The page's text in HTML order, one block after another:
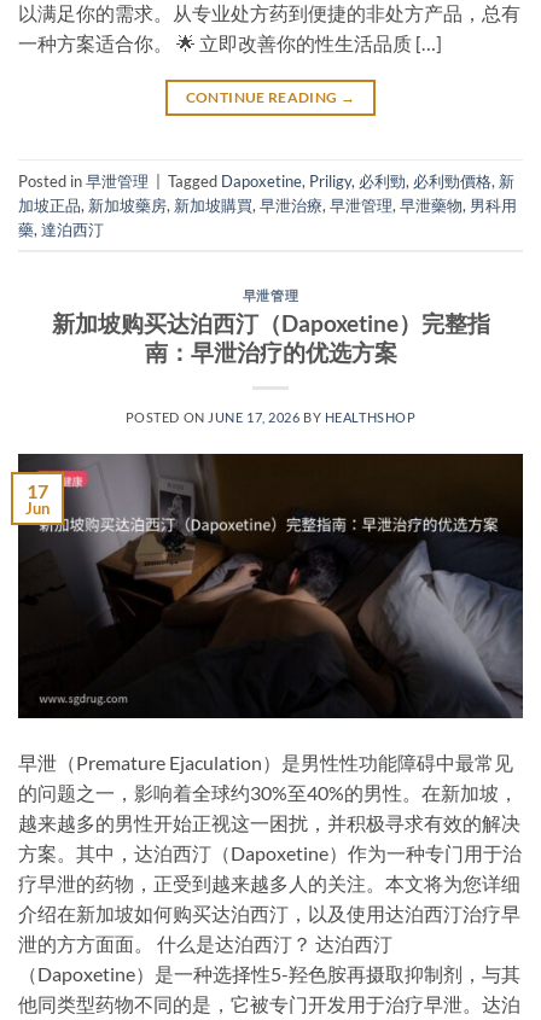
以满足你的需求。从专业处方药到便捷的非处方产品，总有
一种方案适合你。 🌟 立即改善你的性生活品质 […]
CONTINUE READING →
Posted in早泄管理 | Tagged Dapoxetine, Priligy, 必利勁, 必利勁價格, 新
加坡正品, 新加坡藥房, 新加坡購買, 早泄治療, 早泄管理, 早泄藥物, 男科用
藥, 達泊西汀
早泄管理
新加坡购买达泊西汀（Dapoxetine）完整指
南：早泄治疗的优选方案
POSTED ON JUNE 17, 2026 BY HEALTHSHOP
17
Jun
早泄（Premature Ejaculation）是男性性功能障碍中最常见
的问题之一，影响着全球约30%至40%的男性。在新加坡，
越来越多的男性开始正视这一困扰，并积极寻求有效的解决
方案。其中，达泊西汀（Dapoxetine）作为一种专门用于治
疗早泄的药物，正受到越来越多人的关注。本文将为您详细
介绍在新加坡如何购买达泊西汀，以及使用达泊西汀治疗早
泄的方方面面。 什么是达泊西汀？ 达泊西汀
（Dapoxetine）是一种选择性5-羟色胺再摄取抑制剂，与其
他同类型药物不同的是，它被专门开发用于治疗早泄。达泊